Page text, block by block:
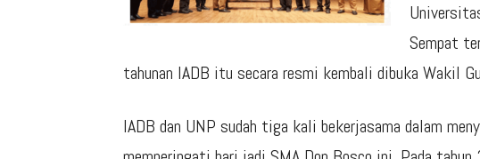
Sempat
tahunan IADB itu secara resmi kembali dibuka Wakil
IADB dan UNP sudah tiga kali bekerjasama dalam